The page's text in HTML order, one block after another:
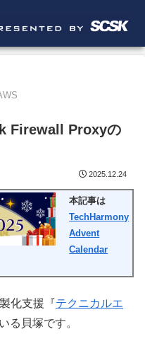
Firewall Proxyの
2025.12.24
本記事は
TechHarmony
Advent
Calendar
化支援『テクニカルエ
る貝塚です。